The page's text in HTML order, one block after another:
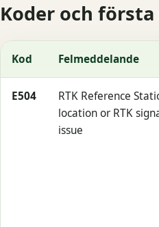
Koder och
Kod Felmeddelande
E504
RTK Reference
location or RTK
issue